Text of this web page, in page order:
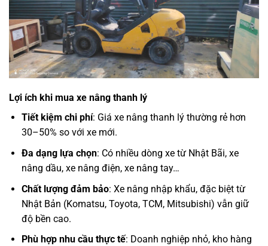
Lợi ích khi mua xe nâng thanh lý
Tiết kiệm chi phí: Giá xe nâng thanh lý thường rẻ hơn
30–50% so với xe mới.
Đa dạng lựa chọn: Có nhiều dòng xe từ Nhật Bãi, xe
nâng dầu, xe nâng điện, xe nâng tay…
Chất lượng đảm bảo: Xe nâng nhập khẩu, đặc biệt từ
Nhật Bản (Komatsu, Toyota, TCM, Mitsubishi) vẫn giữ
độ bền cao.
Phù hợp nhu cầu thực tế: Doanh nghiệp nhỏ, kho hàng